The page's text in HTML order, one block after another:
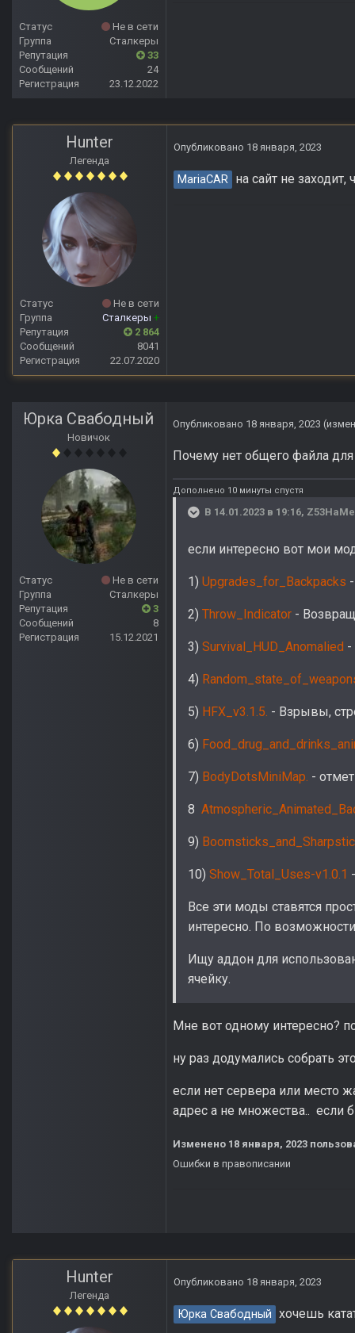
Статус
Не в сети
Группа
Сталкеры
Репутация
33
Сообщений
24
Регистрация
23.12.2022
Hunter
Легенда
Статус
Не в сети
Группа
Сталкеры +
Репутация
2 864
Сообщений
8041
Регистрация
22.07.2020
Опубликовано 18 января, 2023
MariaCAR на сайт не
Юрка Свабодный
Новичок
Статус
Не в сети
Группа
Сталкеры
Репутация
3
Сообщений
8
Регистрация
15.12.2021
Опубликовано 18 января, 2023
Почему нет общего файла для
Дополнено 10 минуты спустя
В 14.01.2023 в 19:16,
если интересно вот мои
1) Upgrades_for_Backpacks
2) Throw_Indicator -
3) Survival_HUD_Anomalied -
4)
5) HFX_v3.1.5. - Взрывы,
6)
7) BodyDotsMiniMap. -
8
9)
10) Show_Total_Uses-v1.0.1
Все эти моды ставятся
интересно. По
Ищу аддон для
ячейку.
Мне вот одному интересно?
ну раз додумались собрать
если нет сервера или место
адрес а не множества.. если
Изменено 18 января, 2023
Ошибки в правописании
Hunter
Легенда
Опубликовано 18 января, 2023
Юрка Свабодный хочешь